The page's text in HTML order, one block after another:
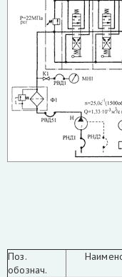
Поз.
обознач.